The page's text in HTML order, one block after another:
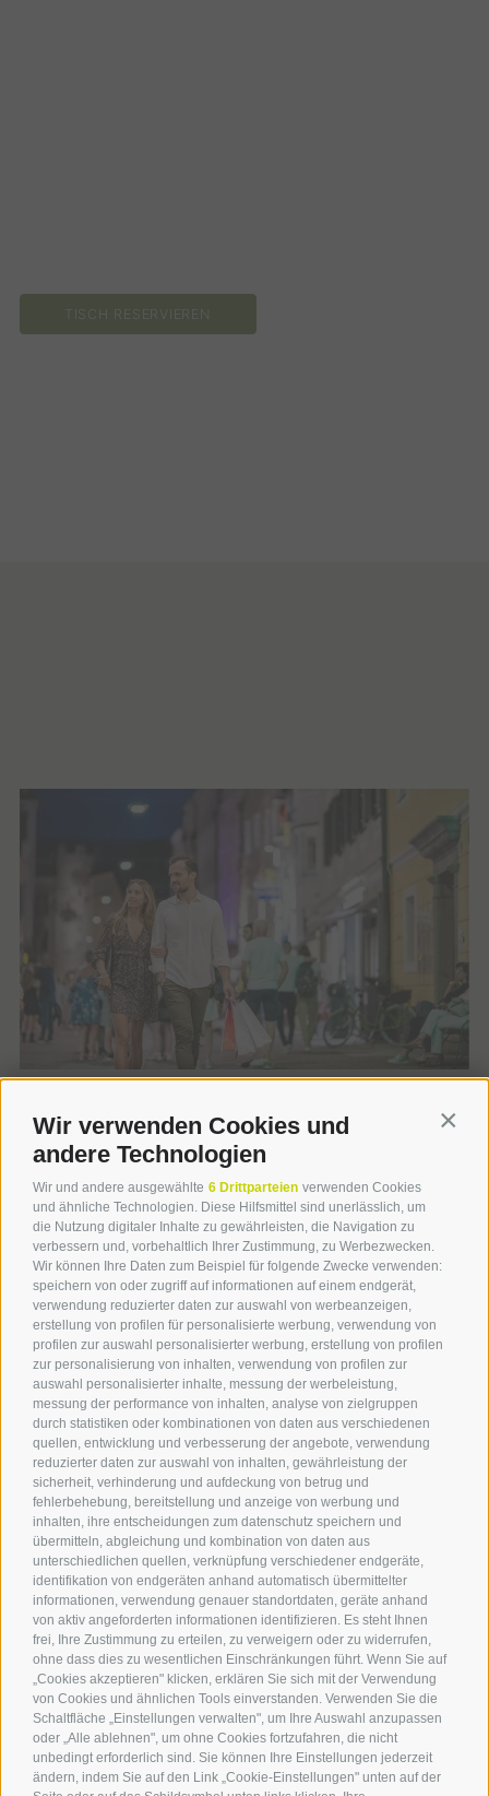
Wir verwenden Cookies und
andere Technologien
Wir und andere ausgewählte 6 Drittparteien verwenden Cookies
und ähnliche Technologien. Diese Hilfsmittel sind unerlässlich, um
die Nutzung digitaler Inhalte zu gewährleisten, die Navigation zu
verbessern und, vorbehaltlich Ihrer Zustimmung, zu Werbezwecken.
Wir können Ihre Daten zum Beispiel für folgende Zwecke verwenden:
speichern von oder zugriff auf informationen auf einem endgerät,
verwendung reduzierter daten zur auswahl von werbeanzeigen,
erstellung von profilen für personalisierte werbung, verwendung von
profilen zur auswahl personalisierter werbung, erstellung von profilen
zur personalisierung von inhalten, verwendung von profilen zur
auswahl personalisierter inhalte, messung der werbeleistung,
messung der performance von inhalten, analyse von zielgruppen
durch statistiken oder kombinationen von daten aus verschiedenen
quellen, entwicklung und verbesserung der angebote, verwendung
reduzierter daten zur auswahl von inhalten, gewährleistung der
sicherheit, verhinderung und aufdeckung von betrug und
fehlerbehebung, bereitstellung und anzeige von werbung und
inhalten, ihre entscheidungen zum datenschutz speichern und
übermitteln, abgleichung und kombination von daten aus
unterschiedlichen quellen, verknüpfung verschiedener endgeräte,
identifikation von endgeräten anhand automatisch übermittelter
informationen, verwendung genauer standortdaten, geräte anhand
von aktiv angeforderten informationen identifizieren. Es steht Ihnen
frei, Ihre Zustimmung zu erteilen, zu verweigern oder zu widerrufen,
ohne dass dies zu wesentlichen Einschränkungen führt. Wenn Sie auf
„Cookies akzeptieren" klicken, erklären Sie sich mit der Verwendung
von Cookies und ähnlichen Tools einverstanden. Verwenden Sie die
Schaltfläche „Einstellungen verwalten", um Ihre Auswahl anzupassen
oder „Alle ablehnen", um ohne Cookies fortzufahren, die nicht
unbedingt erforderlich sind. Sie können Ihre Einstellungen jederzeit
ändern, indem Sie auf den Link „Cookie-Einstellungen" unten auf der
TISCH RESERVIEREN
BESONDERES HIGHLIGHT
Ein Sommernachtstraum
Die Brunecker Geschäfte bleiben im Monat August
Freitagen bis 22.30 Uhr geöffnet. Es erwartet Sie ein
tolles Musik- undRahmenprogrammeinheimischer
Künstler und verschiedene Pustertaler Köstlichkeiten.